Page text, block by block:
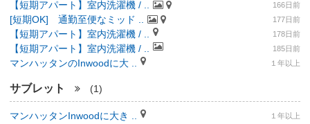
【短期アパート】室内洗濯機 / .. 166日前
[短期OK] 通勤至便なミッド .. 177日前
【短期アパート】室内洗濯機 / .. 178日前
【短期アパート】室内洗濯機 / .. 185日前
マンハッタンのInwoodに大 .. １年以上
サブレット (1)
マンハッタンInwoodに大き .. １年以上